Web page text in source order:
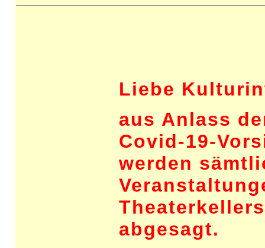
Liebe
aus Anlass
Covid-19-
werden
abgesagt.